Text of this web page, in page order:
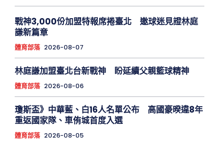
戰神3,000份加盟特報席捲臺北 邀球迷見證林庭
謙新篇章
體育部落 2026-08-07
林庭謙加盟臺北台新戰神 盼延續父親籃球精神
體育部落 2026-08-06
瓊斯盃》中華藍、白16人名單公布 高國豪暌違8年
重返國家隊、車侑城首度入選
體育部落 2026-08-05